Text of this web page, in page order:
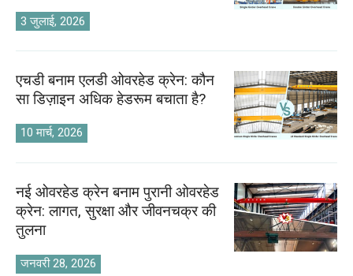
3 जुलाई, 2026
एचडी बनाम एलडी ओवरहेड क्रेन: कौन
सा डिज़ाइन अधिक हेडरूम बचाता है?
10 मार्च, 2026
नई ओवरहेड क्रेन बनाम पुरानी ओवरहेड
क्रेन: लागत, सुरक्षा और जीवनचक्र की
तुलना
जनवरी 28, 2026